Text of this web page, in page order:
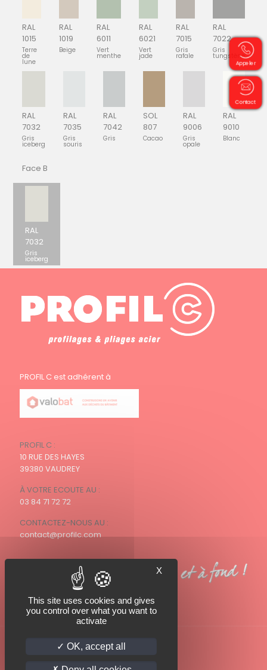
RAL
1015
Terre
de
lune
RAL
1019
Beige
RAL
6011
Vert
menthe
RAL
6021
Vert
jade
RAL
7015
Gris
rafale
RAL
7022
Gris
tungstène
RAL
7032
Gris
iceberg
RAL
7035
Gris
souris
RAL
7042
Gris
SOL
807
Cacao
RAL
9006
Gris
opale
RAL
9010
Blanc
Face B
RAL
7032
Gris
iceberg
PROFIL C est adhérent à
PROFIL C :
10 RUE DES HAYES
39380 VAUDREY
À VOTRE ECOUTE AU :
03 84 71 72 72
CONTACTEZ-NOUS AU :
contact@profilc.com
Appeler
Contact
X
This site uses cookies and gives
you control over what you want to
activate
OK, accept all